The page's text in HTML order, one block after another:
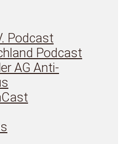
Podcast
Podcast
AG Anti-